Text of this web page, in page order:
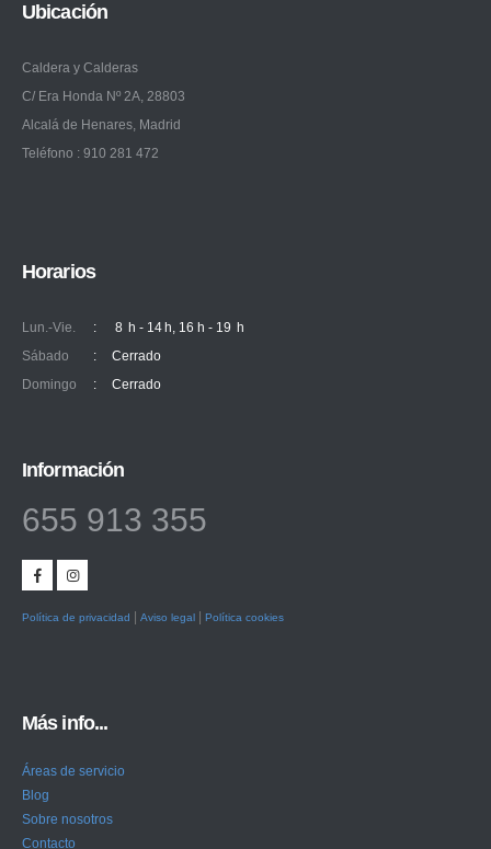
Ubicación
Caldera y Calderas
C/ Era Honda Nº 2A, 28803
Alcalá de Henares, Madrid
Teléfono : 910 281 472
Horarios
Lun.-Vie. :
8 h - 14 h, 16 h - 19 h
Sábado
:
Cerrado
Domingo
: Cerrado
Información
655 913 355
Política de privacidad Aviso legal Política cookies
Más info...
Áreas de servicio
Blog
Sobre nosotros
Contacto